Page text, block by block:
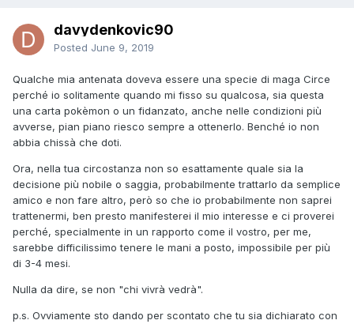
davydenkovic90
Posted June 9, 2019
Qualche mia antenata doveva essere una specie di maga Circe
perché io solitamente quando mi fisso su qualcosa, sia questa
una carta pokèmon o un fidanzato, anche nelle condizioni più
avverse, pian piano riesco sempre a ottenerlo. Benché io non
abbia chissà che doti.
Ora, nella tua circostanza non so esattamente quale sia la
decisione più nobile o saggia, probabilmente trattarlo da semplice
amico e non fare altro, però so che io probabilmente non saprei
trattenermi, ben presto manifesterei il mio interesse e ci proverei
perché, specialmente in un rapporto come il vostro, per me,
sarebbe difficilissimo tenere le mani a posto, impossibile per più
di 3-4 mesi.
Nulla da dire, se non "chi vivrà vedrà".
p.s. Ovviamente sto dando per scontato che tu sia dichiarato con